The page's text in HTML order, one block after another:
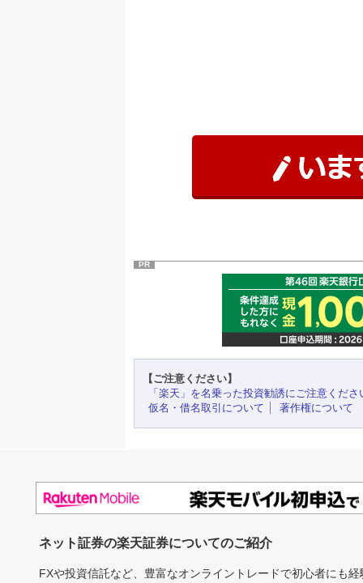
PR
【ご注意ください】
「楽天」を名乗った投資勧誘にご注意くださ
仮名・借名取引について
著作権について
ネット証券の楽天証券についてのご紹介
FXや投資信託など、豊富なオンライントレードで初心者にも